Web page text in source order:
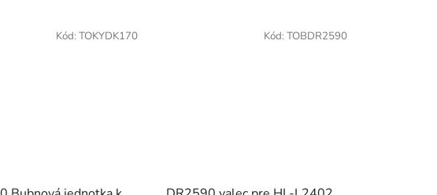
Kód: TOKYDK170 Kód: TOBDR2590